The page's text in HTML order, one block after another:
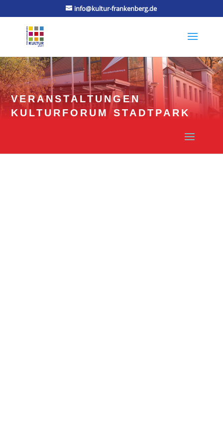
info@kultur-frankenberg.de
VERANSTALTUNGEN
KULTURFORUM STADTPARK